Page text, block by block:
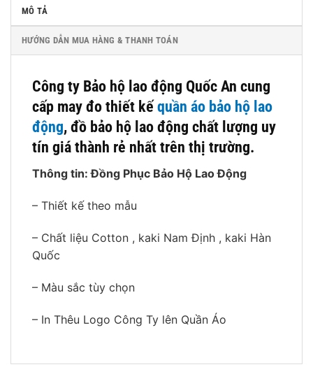
MÔ TẢ
HƯỚNG DẪN MUA HÀNG & THANH TOÁN
Công ty Bảo hộ lao động Quốc An cung
cấp may đo thiết kếquần áo bảo hộ lao
động, đồ bảo hộ lao động chất lượng uy
tín giá thành rẻ nhất trên thị trường.
Thông tin: Đồng Phục Bảo Hộ Lao Động
– Thiết kế theo mẫu
– Chất liệu Cotton , kaki Nam Định , kaki Hàn
Quốc
– Màu sắc tùy chọn
– In Thêu Logo Công Ty lên Quần Áo